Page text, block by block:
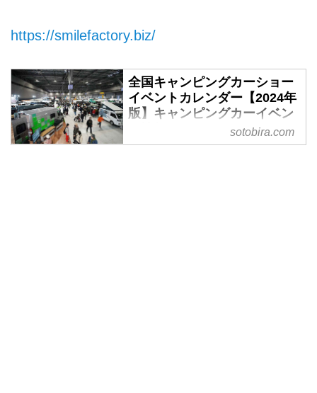
https://smilefactory.biz/
全国キャンピングカーショー
イベントカレンダー【2024年
版】キャンピングカーイベン
ト情報 - SOTOBIRAsotobira.com